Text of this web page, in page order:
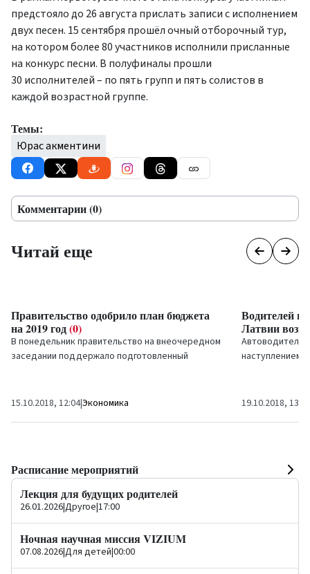
предстояло до 26 августа прислать записи с исполнением
двух песен. 15 сентября прошёл очный отборочный тур,
на котором более 80 участников исполнили присланные
на конкурс песни. В полуфиналы прошли
30 исполнителей – по пять групп и пять солистов в
каждой возрастной группе.
Темы:
Юрас акментини
Комментарии (0)
Читай еще
Правительство одобрило план бюджета
на 2019 год(0)
В понедельник правительство на внеочередном
заседании поддержало подготовленный
15.10.2018, 12:04|Экономика
Водителей
Латвии
наступлением
19.10.2018, 13:35
Расписание мероприятий
Лекция для будущих родителей
26.01.2026|Другое|17:00
Ночная научная миссия VIZIUM
07.08.2026|Для детей|00:00